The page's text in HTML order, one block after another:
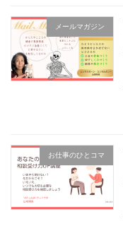
メールマガジン
お仕事のひとコマ